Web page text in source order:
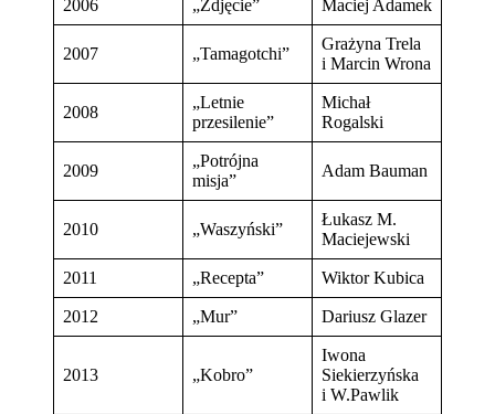
2006 „Zdjęcie” Maciej Adamek
2007 „Tamagotchi”
Grażyna Trela
i Marcin Wrona
2008
„Letnie
przesilenie”
Michał
Rogalski
2009
„Potrójna
misja”
Adam Bauman
2010 „Waszyński”
Łukasz M.
Maciejewski
2011 „Recepta” Wiktor Kubica
2012 „Mur” Dariusz Glazer
2013 „Kobro”
Iwona
Siekierzyńska
i W.Pawlik